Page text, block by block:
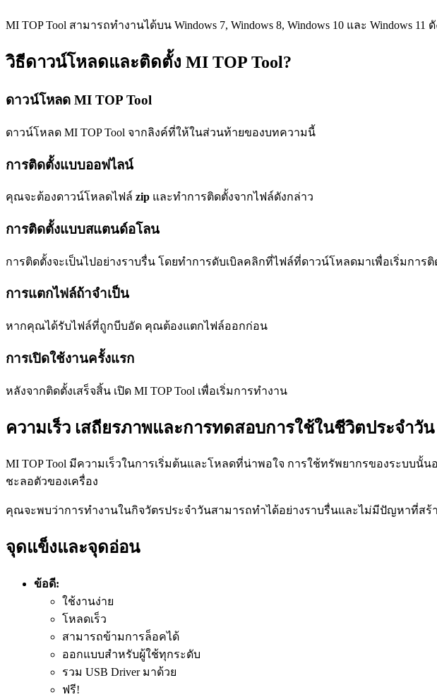
MI TOP Tool สามารถทำงานได้บน Windows 7, Windows 8, Windows 10 และ
วิธีดาวน์โหลดและติดตั้ง MI TOP Tool?
ดาวน์โหลด MI TOP Tool
ดาวน์โหลด MI TOP Tool จากลิงค์ที่ให้ในส่วนท้ายของบทความนี้
การติดตั้งแบบออฟไลน์
คุณจะต้องดาวน์โหลดไฟล์ zip และทำการติดตั้งจากไฟล์ดังกล่าว
การติดตั้งแบบสแตนด์อโลน
การติดตั้งจะเป็นไปอย่างราบรื่น โดยทำการดับเบิลคลิกที่ไฟล์ที่ดาวน์โหลดมาเพื่อเริ่มการติ
การแตกไฟล์ถ้าจำเป็น
หากคุณได้รับไฟล์ที่ถูกบีบอัด คุณต้องแตกไฟล์ออกก่อน
การเปิดใช้งานครั้งแรก
หลังจากติดตั้งเสร็จสิ้น เปิด MI TOP Tool เพื่อเริ่มการทำงาน
ความเร็ว เสถียรภาพและการทดสอบการใช้ในชีวิตประจำวัน
MI TOP Tool มีความเร็วในการเริ่มต้นและโหลดที่น่าพอใจ การใช้ทรัพยากรของระบบ
ชะลอตัวของเครื่อง
คุณจะพบว่าการทำงานในกิจวัตรประจำวันสามารถทำได้อย่างราบรื่นและไม่มีปัญหาที่สร้
จุดแข็งและจุดอ่อน
ข้อดี:
ใช้งานง่าย
โหลดเร็ว
สามารถข้ามการล็อคได้
ออกแบบสำหรับผู้ใช้ทุกระดับ
รวม USB Driver มาด้วย
ฟรี!